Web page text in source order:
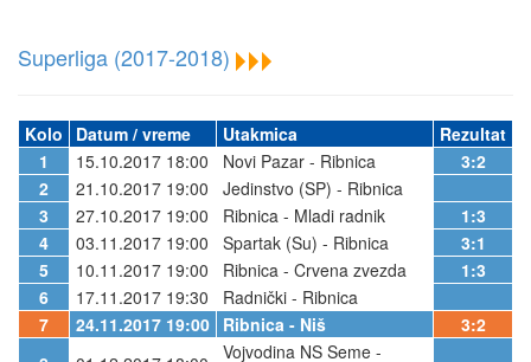
Superliga (2017-2018)
Kolo Datum / vreme Utakmica
Rezultat
1
15.10.2017 18:00 Novi Pazar - Ribnica
3:2
2
21.10.2017 19:00
Jedinstvo (SP) - Ribnica
3
27.10.2017 19:00 Ribnica - Mladi radnik
1:3
4
03.11.2017 19:00 Spartak (Su) - Ribnica
3:1
5
10.11.2017 19:00 Ribnica - Crvena zvezda
1:3
6
17.11.2017 19:30
Radnički - Ribnica
7
24.11.2017 19:00 Ribnica - Niš
3:2
Vojvodina NS Seme -